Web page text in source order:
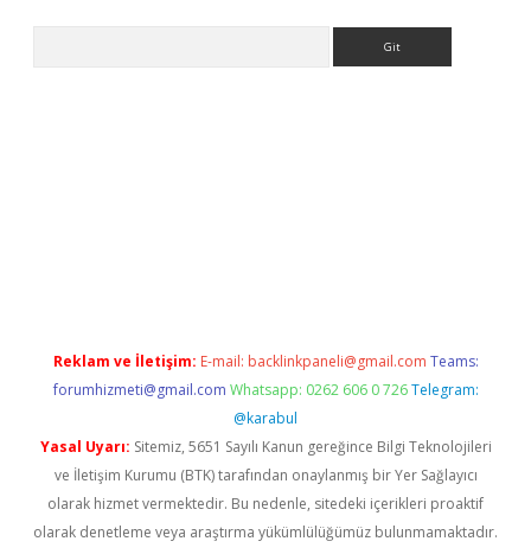
Reklam ve İletişim: E-mail: backlinkpaneli@gmail.com Teams:
forumhizmeti@gmail.com Whatsapp: 0262 606 0 726 Telegram:
@karabul
Yasal Uyarı: Sitemiz, 5651 Sayılı Kanun gereğince Bilgi Teknolojileri
ve İletişim Kurumu (BTK) tarafından onaylanmış bir Yer Sağlayıcı
olarak hizmet vermektedir. Bu nedenle, sitedeki içerikleri proaktif
olarak denetleme veya araştırma yükümlülüğümüz bulunmamaktadır.